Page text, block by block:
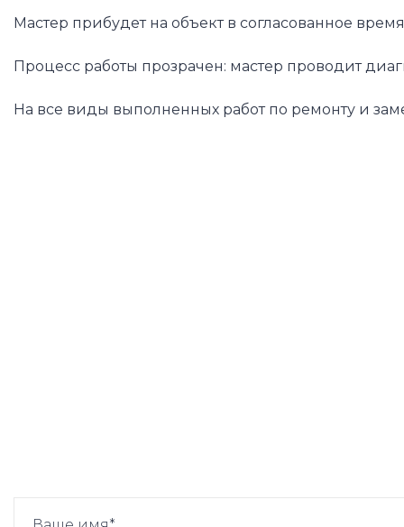
Мастер прибудет на объект в согласованное
Процесс работы прозрачен: мастер проводит
На все виды выполненных работ по ремонту и